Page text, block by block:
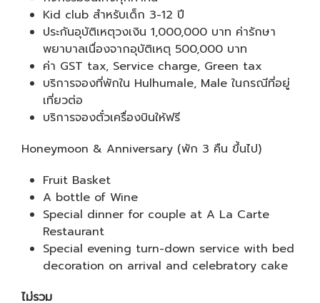
Kid club สำหรับเด็ก 3-12 ปี
ประกันอุบัติเหตุวงเงิน 1,000,000 บาท ค่ารักษา
พยาบาลเนื่องจากอุบัติเหตุ 500,000 บาท
ค่า GST tax, Service charge, Green tax
บริการจองที่พักใน Hulhumale, Male ในกรณีที่อยู่
เที่ยวต่อ
บริการจองตั๋วเครื่องบินให้ฟรี
Honeymoon & Anniversary (พัก 3 คืน ขึ้นไป)
Fruit Basket
A bottle of Wine
Special dinner for couple at A La Carte
Restaurant
Special evening turn-down service with bed
decoration on arrival and celebratory cake
ไม่รวม